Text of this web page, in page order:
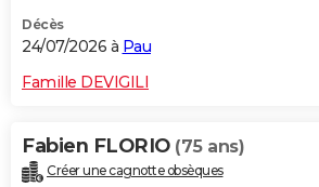
Décès
24/07/2026 à Pau
Famille DEVIGILI
Fabien FLORIO (75 ans)
Créer une cagnotte obsèques